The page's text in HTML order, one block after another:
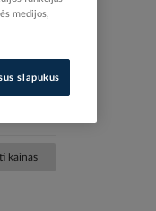
201342
kainas
medijos,
slapukus